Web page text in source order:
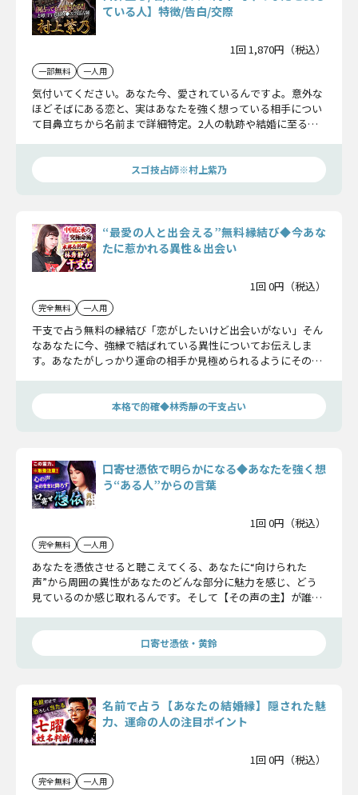
ている人】特徴/告白/交際
1回 1,870円（税込）
一部無料 一人用
気付いてください。あなた今、愛されているんですよ。意外な
ほどそばにある恋と、実はあなたを強く想っている相手につい
て目鼻立ちから名前まで詳細特定。2人の軌跡や結婚に至る可
スゴ技占師※村上紫乃
“最愛の人と出会える”無料縁結び◆今あな
たに惹かれる異性＆出会い
1回 0円（税込）
完全無料 一人用
干支で占う無料の縁結び「恋がしたいけど出会いがない」そん
なあなたに今、強縁で結ばれている異性についてお伝えしま
す。あなたがしっかり運命の相手か見極められるようにその異
本格で的確◆林秀靜の干支占い
口寄せ憑依で明らかになる◆あなたを強く想
う“ある人”からの言葉
1回 0円（税込）
完全無料 一人用
あなたを憑依させると聴こえてくる、あなたに“向けられた
声”から周囲の異性があなたのどんな部分に魅力を感じ、どう
見ているのか感じ取れるんです。そして【その声の主】が誰な
口寄せ憑依・黄鈴
名前で占う【あなたの結婚縁】隠された魅
力、運命の人の注目ポイント
1回 0円（税込）
完全無料 一人用